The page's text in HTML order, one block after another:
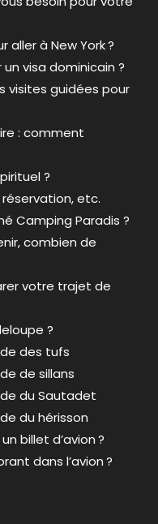
aller à New York ?
visa dominicain ?
visites guidées pour
: comment
?
réservation, etc.
Camping Paradis ?
combien de
votre trajet de
?
des tufs
de sillans
du Sautadet
du hérisson
billet d’avion ?
dans l’avion ?